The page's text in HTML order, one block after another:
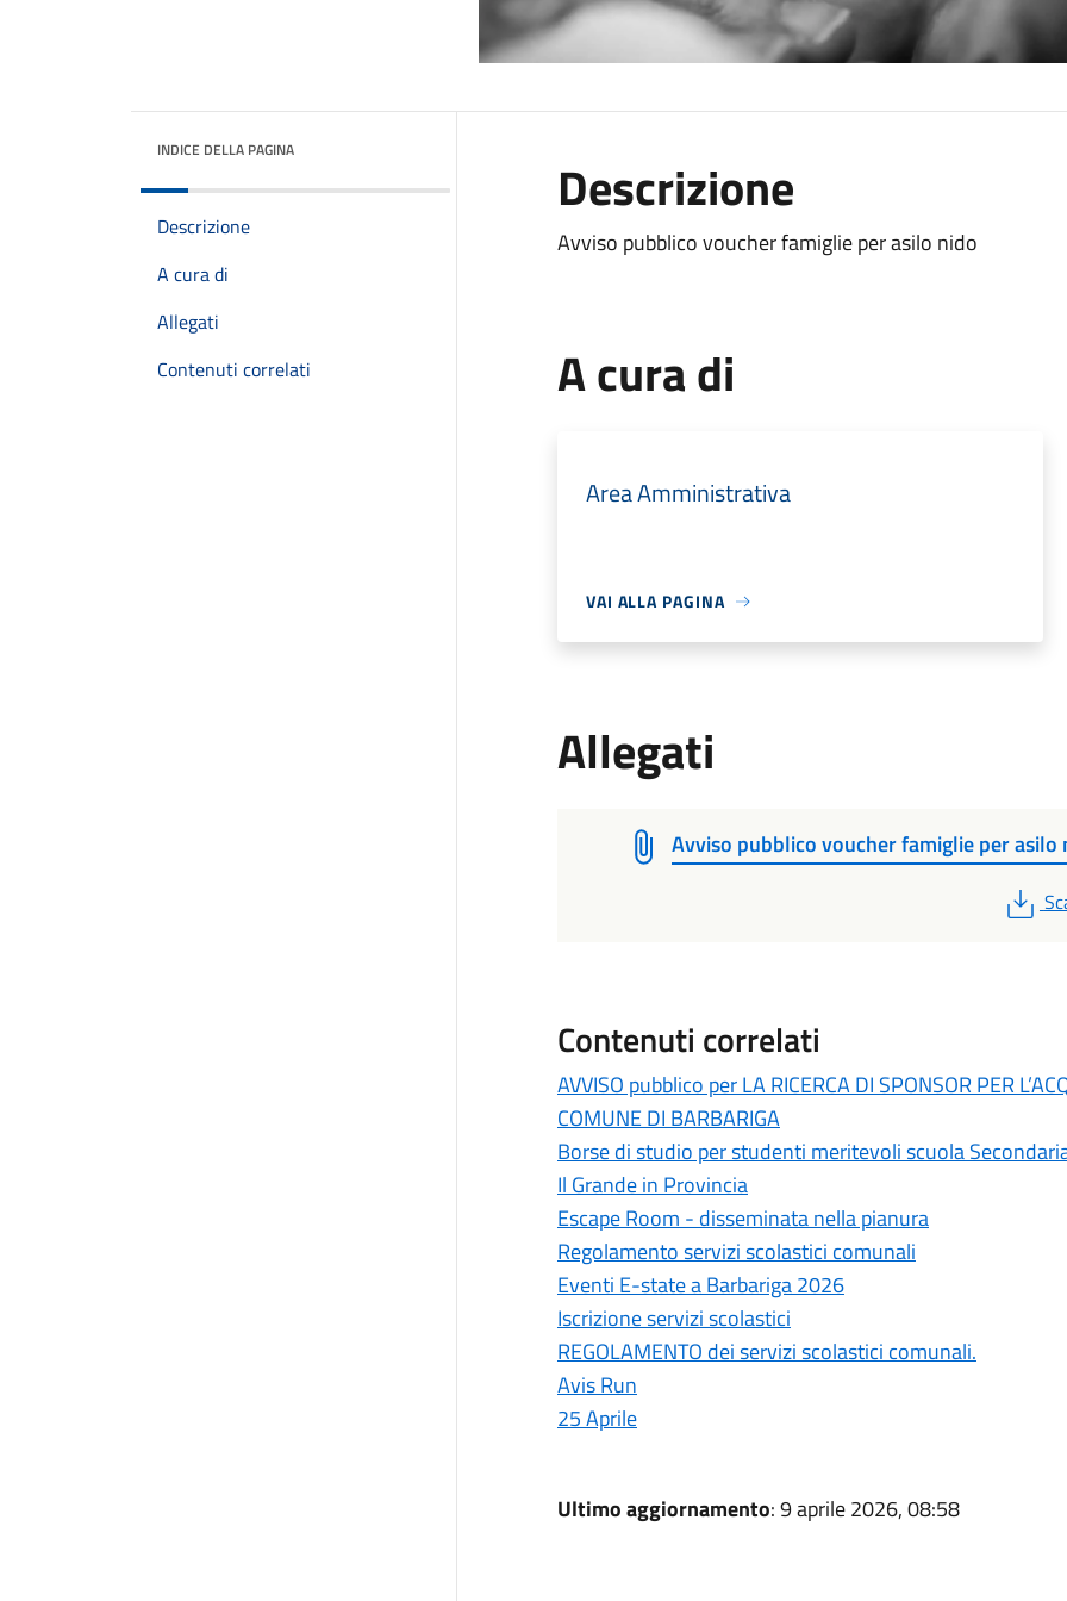
INDICE DELLA PAGINA
Descrizione
A cura di
Allegati
Contenuti correlati
Descrizione
Avviso pubblico voucher famiglie per asilo nido
A cura di
Area Amministrativa
VAI ALLA PAGINA
Allegati
Avviso pubblico voucher famiglie per asilo
Contenuti correlati
AVVISO pubblico per LA RICERCA DI SPONSOR PER
COMUNE DI BARBARIGA
Borse di studio per studenti meritevoli scuola
Il Grande in Provincia
Escape Room - disseminata nella pianura
Regolamento servizi scolastici comunali
Eventi E-state a Barbariga 2026
Iscrizione servizi scolastici
REGOLAMENTO dei servizi scolastici comunali.
Avis Run
25 Aprile
Ultimo aggiornamento: 9 aprile 2026, 08:58